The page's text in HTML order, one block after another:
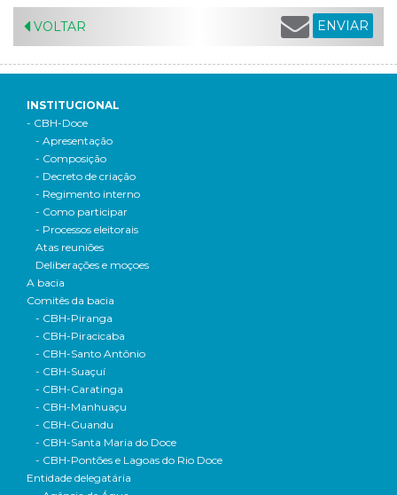
VOLTAR ENVIAR
INSTITUCIONAL
- CBH-Doce
- Apresentação
- Composição
- Decreto de criação
- Regimento interno
- Como participar
- Processos eleitorais
Atas reuniões
Deliberações e moçoes
A bacia
Comitês da bacia
- CBH-Piranga
- CBH-Piracicaba
- CBH-Santo Antônio
- CBH-Suaçuí
- CBH-Caratinga
- CBH-Manhuaçu
- CBH-Guandu
- CBH-Santa Maria do Doce
- CBH-Pontões e Lagoas do Rio Doce
Entidade delegatária